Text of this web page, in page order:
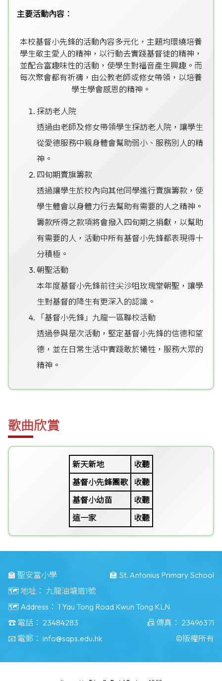
主要活動內容︰
本校基督小先鋒的活動內容多元化，主題均環繞培養
學生敬主愛人的精神，以行動去實踐基督徒的精神，
並配合富趣味性的活動，使學生對福音產生興趣。而
每次聚會都有祈禱，由公教老師或修女帶領，以培養
學生學會感恩的精神。
探訪老人院
透過由老師及修女帶領學生探訪老人院，讓學生
從愛德服務中親身體會幫助弱小、服務別人的精
神。
四旬期賣旗籌款
透過讓學生於校內向其他同學進行賣旗籌款，使
學生體會以身體力行去幫助有需要的人之精神。
籌款所得之款項將會撥入四旬期之捐獻，以幫助
有需要的人，活動中所有基督小先鋒都表現得十
分積極。
朝聖活動
本年度基督小先鋒前往尖沙咀玫瑰堂朝聖，讓學
生對基督的降生有更深入的認識。
「基督小先鋒」九龍一區聯校活動
透過參與是次活動，堅定基督小先鋒的信德和望
德，並在日常生活中實踐敢於犧牲，服務大眾的
精神。
歌曲欣賞
新天新地
收聽
基督小先鋒團歌
收聽
基督小幼苗
收聽
這一家
收聽
🏫 聖安當小學
🏫 St. Antonius Primary School
🗺️ 地址： 九龍油塘道1號
🗺️ Address： 1 Yau Tong Road Kwun Tong KLN
☎️ 電話： 23484283 📠 傳真： 23496371
📧 電郵： info@saps.edu.hk ©版權所有